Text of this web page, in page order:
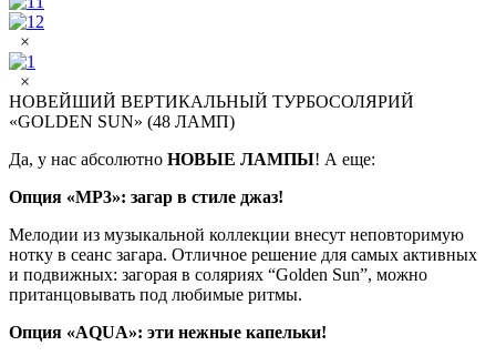
×
×
НОВЕЙШИЙ ВЕРТИКАЛЬНЫЙ ТУРБОСОЛЯРИЙ
«GOLDEN SUN» (48 ЛАМП)
Да, у нас абсолютно НОВЫЕ ЛАМПЫ! А еще:
Опция «МР3»: загар в стиле джаз!
Мелодии из музыкальной коллекции внесут неповторимую
нотку в сеанс загара. Отличное решение для самых активных
и подвижных: загорая в соляриях “Golden Sun”, можно
пританцовывать под любимые ритмы.
Опция «AQUA»: эти нежные капельки!